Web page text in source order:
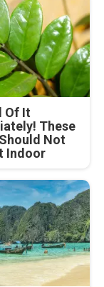
Of It
These
Not
Indoor